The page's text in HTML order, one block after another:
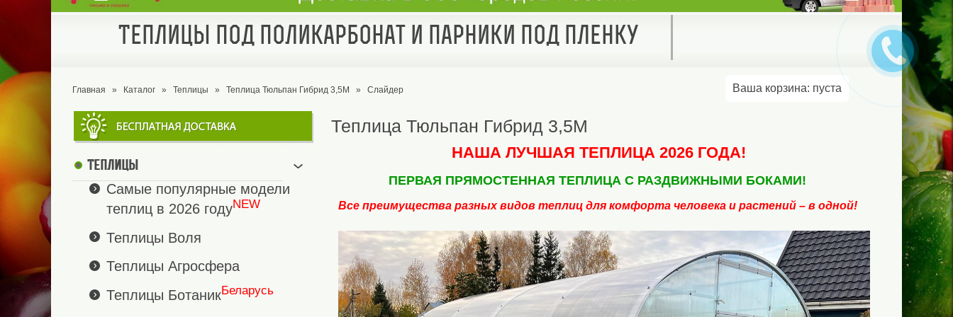
Теплицы под поликарбонат и парники под пленку
Ваша корзина: пуста
Главная » Каталог » Теплицы » Теплица Тюльпан Гибрид 3,5М » Слайдер
Теплицы
Самые популярные модели
теплиц в 2026 годуNEW
Теплицы Воля
Теплицы Агросфера
Теплицы БотаникБеларусь
Теплица Тюльпан Гибрид 3,5М
НАША ЛУЧШАЯ ТЕПЛИЦА 2026 ГОДА!
ПЕРВАЯ ПРЯМОСТЕННАЯ ТЕПЛИЦА С РАЗДВИЖНЫМИ БОКАМИ!
Все преимущества разных видов теплиц для комфорта человека и растений – в одной!